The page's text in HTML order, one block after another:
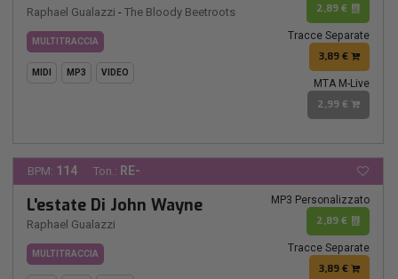
Raphael Gualazzi - The Bloody Beetroots
MULTITRACCIA
MIDI MP3 VIDEO
2,89 €
Tracce Separate
3,89 €
MTA M-Live
2,99 €
BPM: 114 Ton.: RE-
L'estate Di John Wayne
Raphael Gualazzi
MULTITRACCIA
MP3 Personalizzato
2,89 €
Tracce Separate
3,89 €